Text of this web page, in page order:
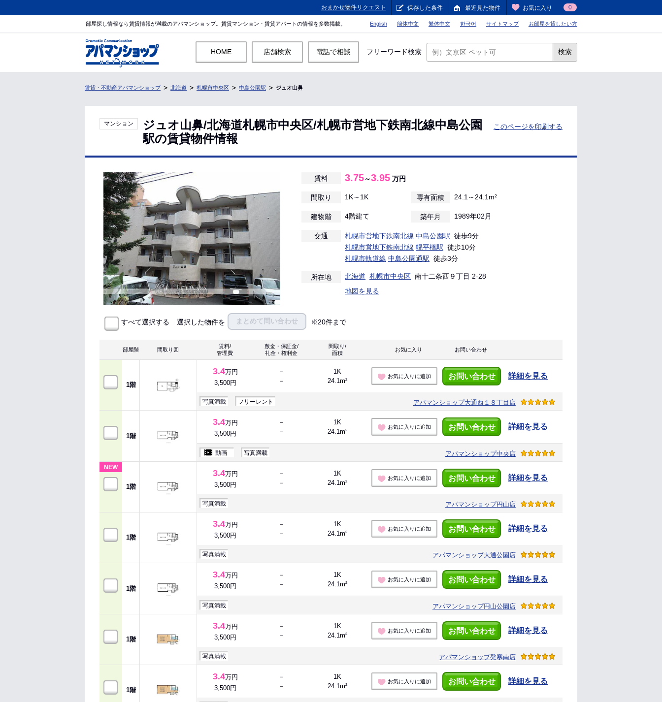
おまかせ物件リクエスト 保存した条件 最近見た物件 お気に入り 0
部屋探し情報なら賃貸情報が満載のアパマンショップ。賃貸マンション・賃貸アパートの情報を多数掲載。 English 簡体中文 繁体中文 한국어 サイトマップ お部屋を貸したい方
HOME 店舗検索 電話で相談 フリーワード検索 検索
賃貸・不動産アパマンショップ 北海道 札幌市中央区 中島公園駅 ジュオ山鼻
マンション
ジュオ山鼻/北海道札幌市中央区/札幌市営地下鉄南北線中島公園
駅の賃貸物件情報
このページを印刷する
賃料 3.75～3.95 万円
間取り 1K～1K 専有面積 24.1～24.1m²
建物階 4階建て 築年月 1989年02月
交通 札幌市営地下鉄南北線 中島公園駅 徒歩9分
札幌市営地下鉄南北線 幌平橋駅 徒歩10分
札幌市軌道線 中島公園通駅 徒歩3分
所在地 北海道 札幌市中央区 南十二条西９丁目 2-28
地図を見る
すべて選択する 選択した物件を まとめて問い合わせ ※20件まで
部屋階 間取り図
賃料/
管理費
敷金・保証金/
礼金・権利金
間取り/
面積
お気に入り お問い合わせ
1階
3.4万円
3,500円
－
－
1K
24.1m²
お気に入りに追加 お問い合わせ 詳細を見る
写真満載 フリーレント アパマンショップ大通西１８丁目店
1階
3.4万円
3,500円
－
－
1K
24.1m²
お気に入りに追加 お問い合わせ 詳細を見る
動画 写真満載 アパマンショップ中央店
NEW
1階
3.4万円
3,500円
－
－
1K
24.1m²
お気に入りに追加 お問い合わせ 詳細を見る
写真満載 アパマンショップ円山店
1階
3.4万円
3,500円
－
－
1K
24.1m²
お気に入りに追加 お問い合わせ 詳細を見る
写真満載 アパマンショップ大通公園店
1階
3.4万円
3,500円
－
－
1K
24.1m²
お気に入りに追加 お問い合わせ 詳細を見る
写真満載 アパマンショップ円山公園店
1階
3.4万円
3,500円
－
－
1K
24.1m²
お気に入りに追加 お問い合わせ 詳細を見る
写真満載 アパマンショップ発寒南店
1階
3.4万円
3,500円
－
－
1K
24.1m²
お気に入りに追加 お問い合わせ 詳細を見る